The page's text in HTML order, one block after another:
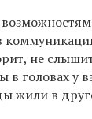
не
в головах
жили в